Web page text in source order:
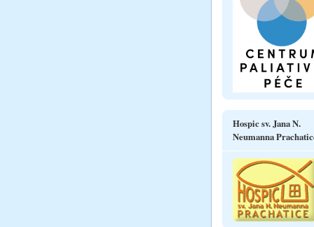
Hospic sv. Jana N.
Neumanna